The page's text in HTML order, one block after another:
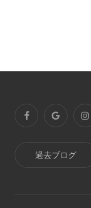
過去ブログ